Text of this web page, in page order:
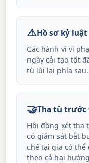
⚠️Hồ sơ kỷ luật
Các hành vi vi
ngày cải tạo tốt
tù lùi lại phía sau.
🤝Tha tù trước
Hội đồng xét tha
có giám sát bắt
chế tại gia có thể
theo cả hai